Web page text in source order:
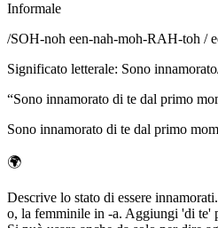
Informale
/SOH-noh een-nah-moh-RAH-toh /
Significato letterale: Sono
“Sono innamorato di te dal primo
Sono innamorato di te dal primo
🌍
Descrive lo stato di essere
o, la femminile in -a. Aggiungi 'di te'